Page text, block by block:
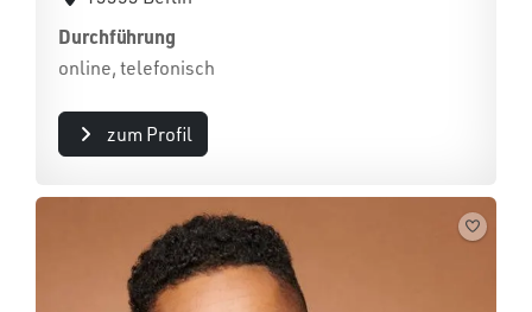
Durchführung
online, telefonisch
zum Profil